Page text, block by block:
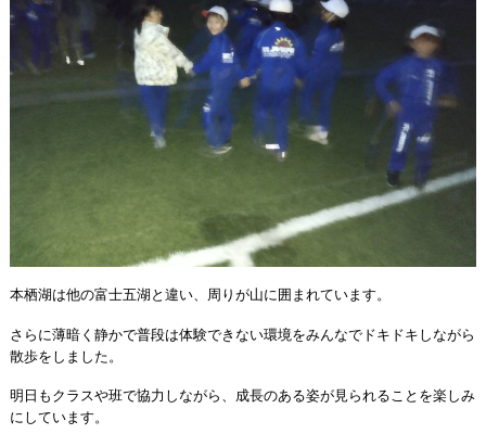
本栖湖は他の富士五湖と違い、周りが山に囲まれています。
さらに薄暗く静かで普段は体験できない環境をみんなでドキドキしながら
散歩をしました。
明日もクラスや班で協力しながら、成長のある姿が見られることを楽しみ
にしています。